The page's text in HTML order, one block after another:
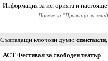
Информация за историята и
Повече за "Празници на
Съвпадащи ключови думи спектакли,
АСТ Фестивал за свободен театър